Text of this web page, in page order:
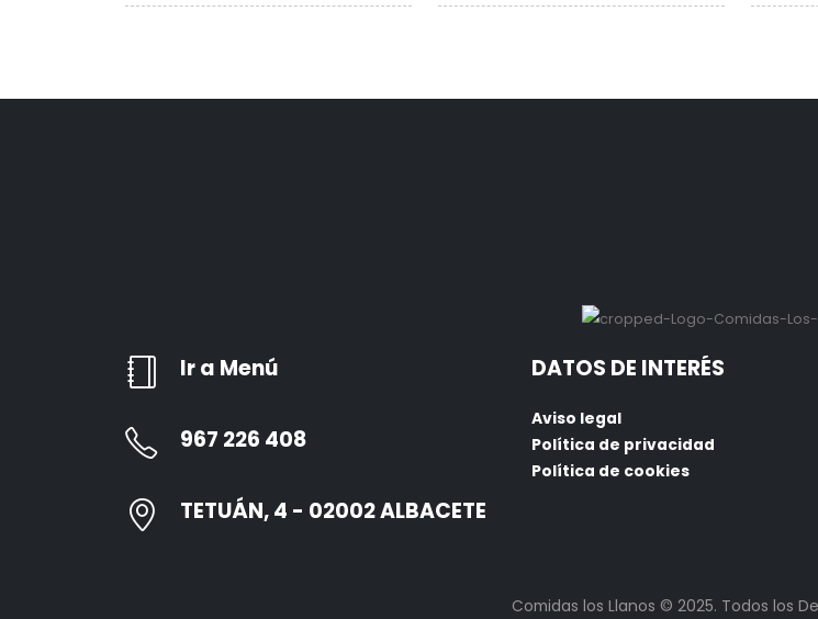
Ir a Menú
967 226 408
TETUÁN, 4 - 02002 ALBACETE
DATOS DE INTERÉS
Aviso legal
Política de privacidad
Política de cookies
Comidas los Llanos © 2025. Todos los